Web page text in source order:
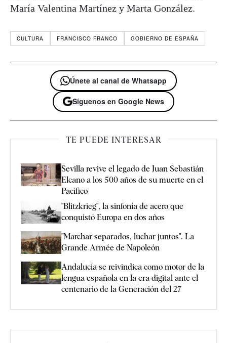
María Valentina Martínez y Marta González.
CULTURA FRANCISCO FRANCO GOBIERNO DE ESPAÑA
Únete al canal de Whatsapp
Síguenos en Google News
TE PUEDE INTERESAR
Sevilla revive el legado de Juan Sebastián
Elcano a los 500 años de su muerte en el
Pacífico
"Blitzkrieg", la sinfonía de acero que
conquistó Europa en dos años
"Marchar separados, luchar juntos". La
Grande Armée de Napoleón
Andalucía se reivindica como motor de la
lengua española en la era digital ante el
centenario de la Generación del 27